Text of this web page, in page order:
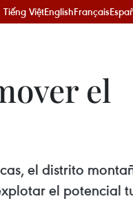
Tiếng ViệtEnglishFrançais
el
el distrito
el potencial